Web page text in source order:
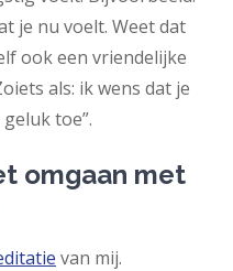
je nu voelt. Weet dat
ook een vriendelijke
als: ik wens dat je
toe”.
omgaan met
van mij.